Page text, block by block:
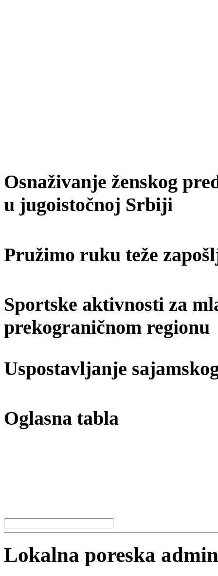
Osnaživanje ženskog
u jugoistočnoj Srbiji
Pružimo ruku teže
Sportske aktivnosti za
prekograničnom regionu
Uspostavljanje
Oglasna tabla
Lokalna poreska